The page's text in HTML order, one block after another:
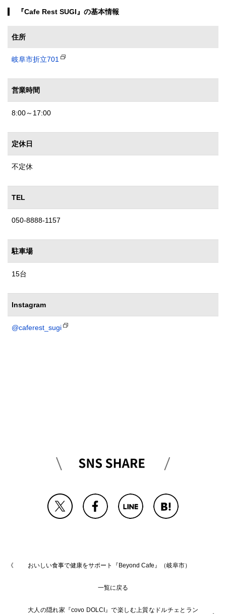
『Cafe Rest SUGI』の基本情報
住所
岐阜市折立701
営業時間
8:00～17:00
定休日
不定休
TEL
050-8888-1157
駐車場
15台
Instagram
@caferest_sugi
おいしい食事で健康をサポート『Beyond Cafe』（岐阜市）
一覧に戻る
大人の隠れ家『covo DOLCI』で楽しむ上質なドルチェとラン